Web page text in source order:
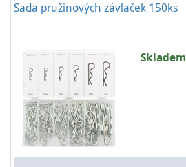
Sada pružinových závlaček 150ks
Skladem